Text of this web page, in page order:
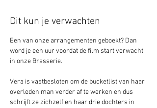
Dit kun je verwachten
Een van onze arrangementen geboekt? Dan
word je een uur voordat de film start verwacht
in onze Brasserie.
Vera is vastbesloten om de bucketlist van haar
overleden man verder af te werken en dus
schrijft ze zichzelf en haar drie dochters in